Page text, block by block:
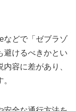
などで「ゼブラゾ
避けるべきかとい
容に差があり、